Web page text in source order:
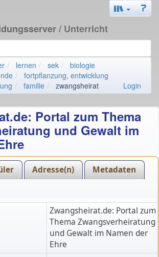
/ Unterricht
lernen sek
biologie
fortpflanzung, entwicklung
familie zwangsheirat Login
Portal zum Thema
und Gewalt im
Adresse(n)
Metadaten
Zwangsheirat.de: Portal zum
Thema Zwangsverheiratung
und Gewalt im Namen der
Ehre